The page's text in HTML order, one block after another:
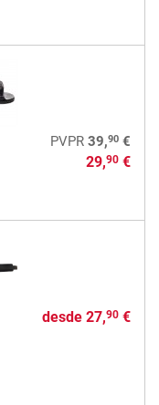
PVPR 39,90€
29,90€
desde 27,90€